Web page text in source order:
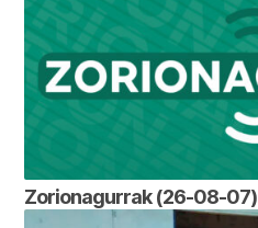
Zorionagurrak (26-08-07)